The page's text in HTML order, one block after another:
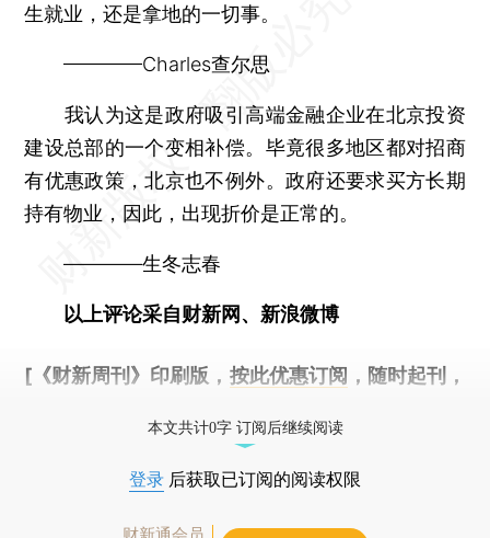
生就业，还是拿地的一切事。
————Charles查尔思
我认为这是政府吸引高端金融企业在北京投资
建设总部的一个变相补偿。毕竟很多地区都对招商
有优惠政策，北京也不例外。政府还要求买方长期
持有物业，因此，出现折价是正常的。
————生冬志春
以上评论采自财新网、新浪微博
[《财新周刊》印刷版， 按此优惠订阅 ，随时起刊，
本文共计0字 订阅后继续阅读
登录 后获取已订阅的阅读权限